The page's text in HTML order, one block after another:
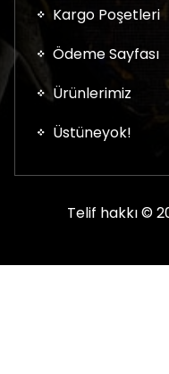
Kargo Poşetleri
Ödeme Sayfası
Ürünlerimiz
Üstüneyok!
Telif hakkı ©